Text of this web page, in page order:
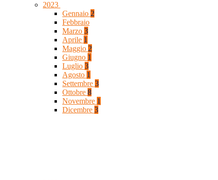
2023
Gennaio 2
Febbraio
Marzo 3
Aprile 1
Maggio 2
Giugno 1
Luglio 3
Agosto 1
Settembre 3
Ottobre 8
Novembre 1
Dicembre 3